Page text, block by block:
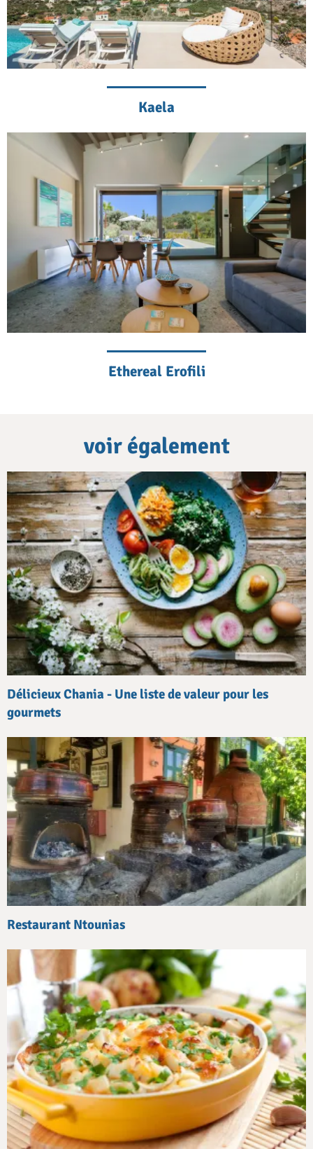
Kaela
Ethereal Erofili
voir également
Délicieux Chania - Une liste de valeur pour les
gourmets
Restaurant Ntounias